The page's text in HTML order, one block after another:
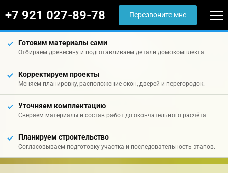
+7 921 027-89-78 Перезвоните мне
Готовим материалы сами
Отбираем древесину и подготавливаем детали домокомплекта.
Корректируем проекты
Меняем планировку, расположение окон, дверей и перегородок.
Уточняем комплектацию
Сверяем материалы и состав работ до окончательного расчёта.
Планируем строительство
Согласовываем подготовку участка и последовательность этапов.